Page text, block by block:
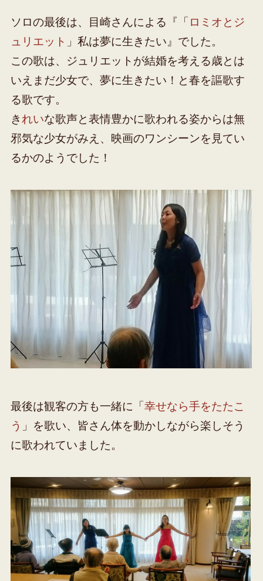
ソロの最後は、目崎さんによる『「 ロミオとジ
ュリエット 」私は夢に生きたい』でした。
この歌は、ジュリエットが結婚を考える歳とは
いえまだ少女で、夢に生きたい！と春を謳歌す
る歌です。
き れいな歌声と表情豊かに歌われる姿からは無
邪気な少女がみえ、映画のワンシーンを見てい
るかのようでした！
最後は観客の方も一緒に「 幸せなら手をたたこ
う 」を歌い、皆さん体を動かしながら楽しそう
に歌われていました。